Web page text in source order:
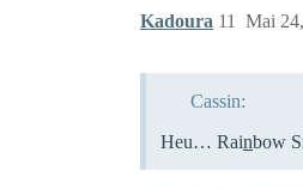
Kadoura Mai
11
Cassin:
Heu… Rainbow